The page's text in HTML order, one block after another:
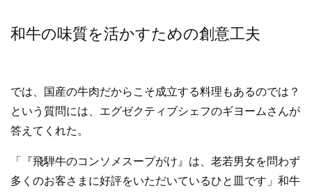
和牛の味質を活かすための創意工夫
では、国産の牛肉だからこそ成立する料理もあるのでは？
という質問には、エグゼクティブシェフのギヨームさんが
答えてくれた。
「『飛騨牛のコンソメスープがけ』は、老若男女を問わず
多くのお客さまに好評をいただいているひと皿です」和牛